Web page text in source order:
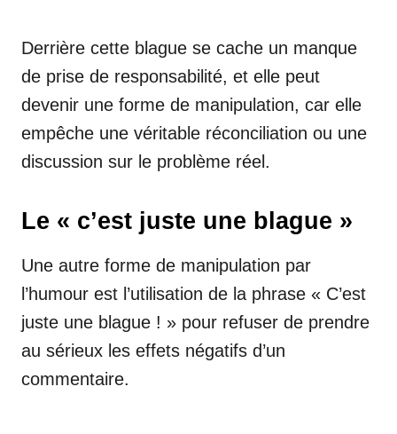
Derrière cette blague se cache un manque
de prise de responsabilité, et elle peut
devenir une forme de manipulation, car elle
empêche une véritable réconciliation ou une
discussion sur le problème réel.
Le « c’est juste une blague »
Une autre forme de manipulation par
l’humour est l’utilisation de la phrase « C’est
juste une blague ! » pour refuser de prendre
au sérieux les effets négatifs d’un
commentaire.